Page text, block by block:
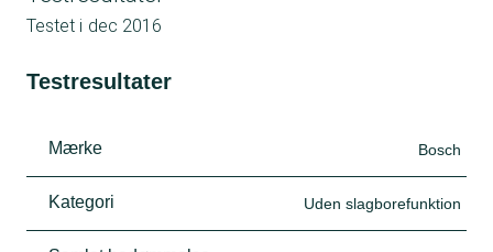
Testet i dec 2016
Testresultater
Mærke Bosch
Kategori Uden slagborefunktion